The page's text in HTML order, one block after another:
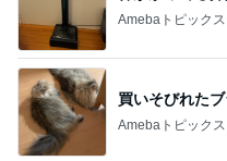
Amebaトピックス
買いそびれた
Amebaトピックス